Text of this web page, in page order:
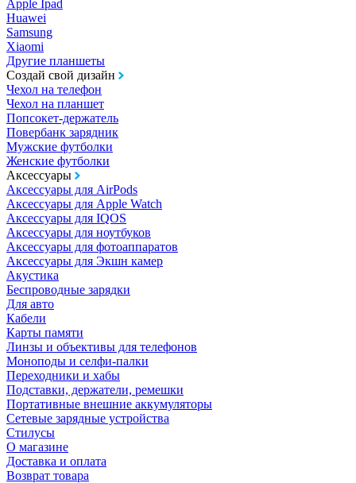
Apple Ipad
Huawei
Samsung
Xiaomi
Другие планшеты
Создай свой дизайн
Чехол на телефон
Чехол на планшет
Попсокет-держатель
Повербанк зарядник
Мужские футболки
Женские футболки
Аксессуары
Аксессуары для AirPods
Аксессуары для Apple Watch
Аксессуары для IQOS
Аксессуары для ноутбуков
Аксессуары для фотоаппаратов
Аксессуары для Экшн камер
Акустика
Беспроводные зарядки
Для авто
Кабели
Карты памяти
Линзы и объективы для телефонов
Моноподы и селфи-палки
Переходники и хабы
Подставки, держатели, ремешки
Портативные внешние аккумуляторы
Сетевые зарядные устройства
Стилусы
О магазине
Доставка и оплата
Возврат товара